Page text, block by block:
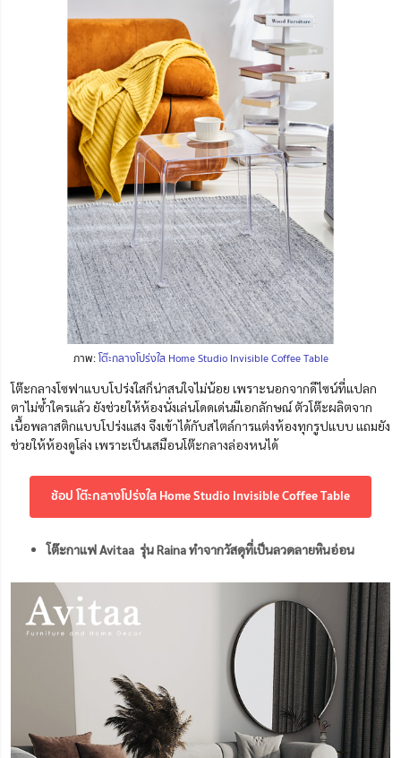
ภาพ:โต๊ะกลางโปร่งใส Home Studio Invisible Coffee Table
โต๊ะกลางโซฟาแบบโปร่งใสก็น่าสนใจไม่น้อย เพราะนอกจากดีไซน์ที่แปลก
ตาไม่ซ้ำใครแล้ว ยังช่วยให้ห้องนั่งเล่นโดดเด่นมีเอกลักษณ์ ตัวโต๊ะผลิตจาก
เนื้อพลาสติกแบบโปร่งแสง จึงเข้าได้กับสไตล์การแต่งห้องทุกรูปแบบ แถมยัง
ช่วยให้ห้องดูโล่ง เพราะเป็นเสมือนโต๊ะกลางล่องหนได้
ช้อป โต๊ะกลางโปร่งใส Home Studio Invisible Coffee Table
โต๊ะกาแฟ Avitaa รุ่น Raina ทำจากวัสดุที่เป็นลวดลายหินอ่อน